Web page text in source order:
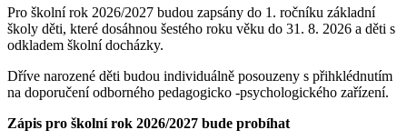
Pro školní rok 2026/2027 budou zapsány do 1. ročníku základní
školy děti, které dosáhnou šestého roku věku do 31. 8. 2026 a děti s
odkladem školní docházky.
Dříve narozené děti budou individuálně posouzeny s přihklédnutím
na doporučení odborného pedagogicko -psychologického zařízení.
Zápis pro školní rok 2026/2027 bude probíhat